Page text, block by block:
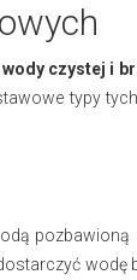
czystej i
typy
pozbawioną
wodę